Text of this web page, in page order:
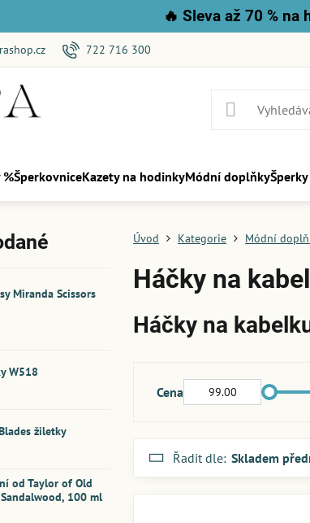
🔥 Sleva až 70 %
722 716 300
%ŠperkovniceKazety na hodinkyMódní doplňky
Úvod Kategorie Módní
Háčky na
Háčky na
Řadit dle: Skladem
Cena
Miranda Scissors
W518
žiletky
od Taylor of Old
100 ml